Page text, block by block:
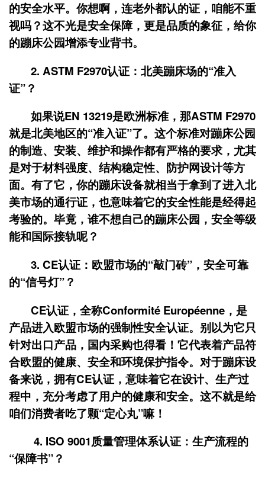
的安全水平。你想啊，连老外都认的证，咱能不重
视吗？这不光是安全保障，更是品质的象征，给你
的蹦床公园增添专业背书。
2. ASTM F2970认证：北美蹦床场的“准入
证”？
如果说EN 13219是欧洲标准，那ASTM F2970
就是北美地区的“准入证”了。这个标准对蹦床公园
的制造、安装、维护和操作都有严格的要求，尤其
是对于材料强度、结构稳定性、防护网设计等方
面。有了它，你的蹦床设备就相当于拿到了进入北
美市场的通行证，也意味着它的安全性能是经得起
考验的。毕竟，谁不想自己的蹦床公园，安全等级
能和国际接轨呢？
3. CE认证：欧盟市场的“敲门砖”，安全可靠
的“信号灯”？
CE认证，全称Conformité Européenne，是
产品进入欧盟市场的强制性安全认证。别以为它只
针对出口产品，国内采购也得看！它代表着产品符
合欧盟的健康、安全和环境保护指令。对于蹦床设
备来说，拥有CE认证，意味着它在设计、生产过
程中，充分考虑了用户的健康和安全。这不就是给
咱们消费者吃了颗“定心丸”嘛！
4. ISO 9001质量管理体系认证：生产流程的
“保障书”？